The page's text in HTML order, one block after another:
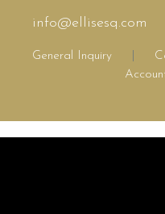
info@ellisesq.com
General Inquiry